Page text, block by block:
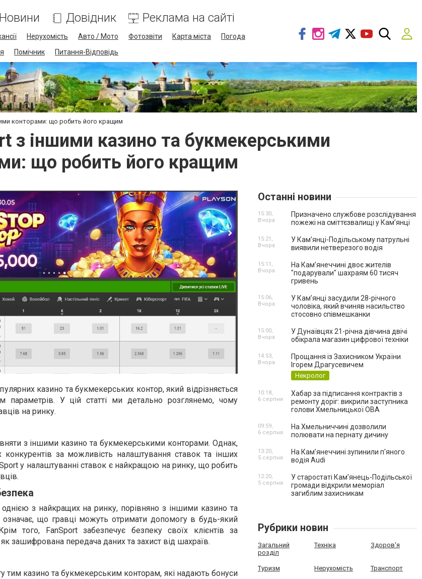
Новини Довідник Реклама на сайті
Нерухомість Авто / Мото Фотозвіти Карта міста
Погода
Помічник Питання-Відповідь
конторами: що робить його кращим
з іншими казино та букмекерськими
що робить його кращим
казино та букмекерських контор, який відрізняється
параметрів. У цій статті ми детально розглянемо, чому
на ринку.
з іншими казино та букмекерськими конторами. Однак,
конкурентів за можливість налаштування ставок та інших
у налаштуванні ставок є найкращою на ринку, що робить
однією з найкращих на ринку, порівняно з іншими казино та
що гравці можуть отримати допомогу в будь-який
того, FanSport забезпечує безпеку своїх клієнтів за
зашифрована передача даних та захист від шахраїв.
тим казино та букмекерським конторам, які надають бонуси
Останні новини
Призначено службове розслідування
пожежі на сміттєзвалищі у Кам’янці
15:30,
Вчора
У Кам’янці-Подільському патрульні
виявили нетверезого водія
15:21,
Вчора
На Камʼянеччині двоє жителів
"подарували" шахраям 60 тисяч
гривень
15:11,
Вчора
У Камʼянці засудили 28-річного
чоловіка, який вчиняв насильство
стосовно співмешканки
15:06,
Вчора
У Дунаївцях 21-річна дівчина двічі
обікрала магазин цифрової техніки
15:00,
Вчора
Прощання із Захисником України
Ігорем Драгусевичем
Некролог
14:53,
Вчора
Хабар за підписання контрактів з
ремонту доріг: викрили заступника
голови Хмельницької ОВА
10:18,
6 серпня
На Хмельниччині дозволили
полювати на пернату дичину
09:59,
6 серпня
На Камʼянеччині зупинили п'яного
водія Audi
13:20,
5 серпня
У старостаті Кам’янець-Подільської
громади відкрили меморіал
загиблим захисникам
12:20,
5 серпня
Рубрики новин
Загальний
розділ
Техніка Здоров'я
Туризм Нерухомість Транспорт